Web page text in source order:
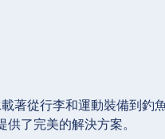
著從行李和運動裝備到釣
了完美的解決方案。